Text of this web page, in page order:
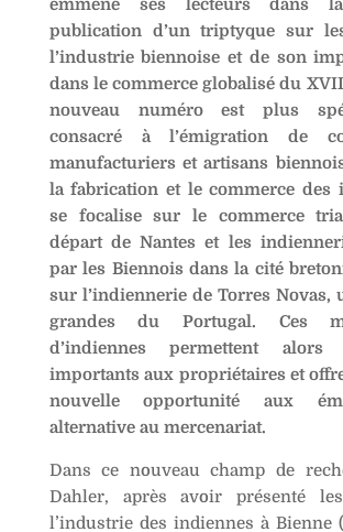
emmène ses lecteurs dans
publication d’un triptyque sur
l’industrie biennoise et de son
dans le commerce globalisé du
nouveau numéro est plus
consacré à l’émigration de
manufacturiers et artisans
la fabrication et le commerce des
se focalise sur le commerce
départ de Nantes et les
par les Biennois dans la cité
sur l’indiennerie de Torres Novas,
grandes du Portugal. Ces
d’indiennes permettent
importants aux propriétaires et
nouvelle opportunité aux
alternative au mercenariat.
Dans ce nouveau champ de
Dahler, après avoir présenté
l’industrie des indiennes à Bienne